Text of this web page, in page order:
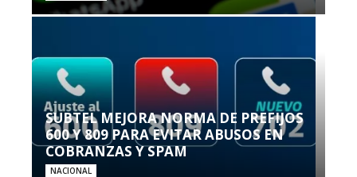
SUBTEL MEJORA NORMA DE PREFIJOS
600 Y 809 PARA EVITAR ABUSOS EN
COBRANZAS Y SPAM
NACIONAL